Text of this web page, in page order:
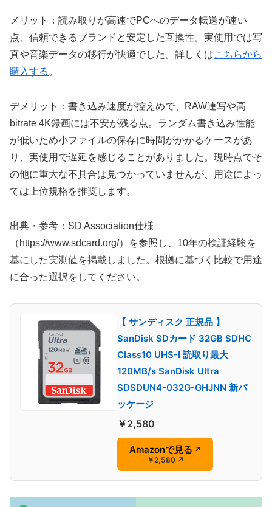
メリット：読み取りが高速でPCへのデータ転送が速い
点、信頼できるブランドと安定した互換性。実使用では写
真や音楽データの移行が快適でした。詳しくはこちらから
購入する 。
デメリット：書き込み速度が控えめで、RAW連写や高
bitrate 4K録画には不安が残る点。ランダム書き込み性能
が低いため小ファイルの保存に時間がかかるケースがあ
り、実使用で遅延を感じることがありました。現時点でそ
の他に重大な不具合は見つかっていませんが、用途によっ
ては上位規格を推奨します。
出典・参考：SD Association仕様
（https://www.sdcard.org/）を参照し、10年の検証経験を
基にした実測値を掲載しました。根拠に基づく比較で用途
に合った選択をしてください。
【 サンディスク 正規品 】
SanDisk SDカード 32GB SDHC
Class10 UHS-I 読取り最大
120MB/s SanDisk Ultra
SDSDUN4-032G-GHJNN 新パ
ッケージ
￥2,580
Amazonで見る ↗
￥2,580 ↗